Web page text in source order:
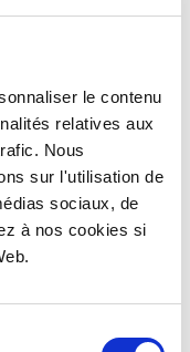
le contenu
relatives aux
Nous
sur l'utilisation de
sociaux, de
à nos cookies si